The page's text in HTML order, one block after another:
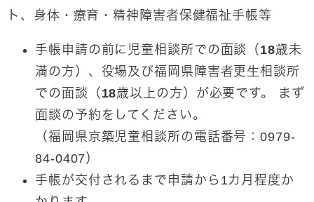
ト、身体・療育・精神障害者保健福祉手帳等
手帳申請の前に児童相談所での面談（18歳未
満の方）、役場及び福岡県障害者更生相談所
での面談（18歳以上の方）が必要です。
まず
面談の予約をしてください。
（福岡県京築児童相談所の電話番号：0979-
84-0407）
手帳が交付されるまで申請から1カ月程度か